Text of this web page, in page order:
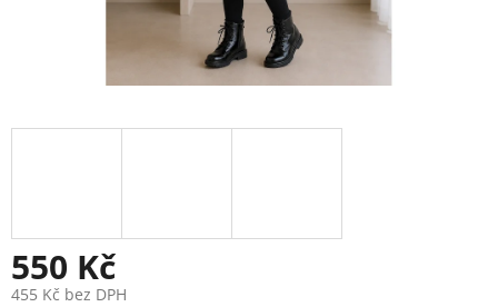
550 Kč
455 Kč bez DPH